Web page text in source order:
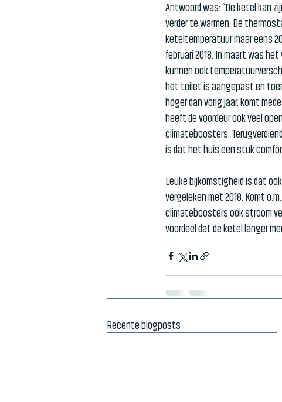
Antwoord was: “De ketel kan
verder te warmen. De
keteltemperatuur maar eens
februari 2018. In maart was het
kunnen ook
het toilet is aangepast en
hoger dan vorig jaar, komt
heeft de voordeur ook veel
climateboosters.
is dat het huis een stuk
Leuke bijkomstigheid is dat
vergeleken met 2018. Komt
climateboosters ook stroom
voordeel dat de ketel langer
Recente blogposts